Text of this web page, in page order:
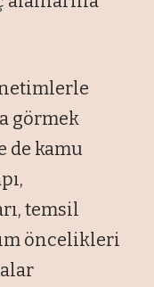
görmek
de kamu
temsil
öncelikleri